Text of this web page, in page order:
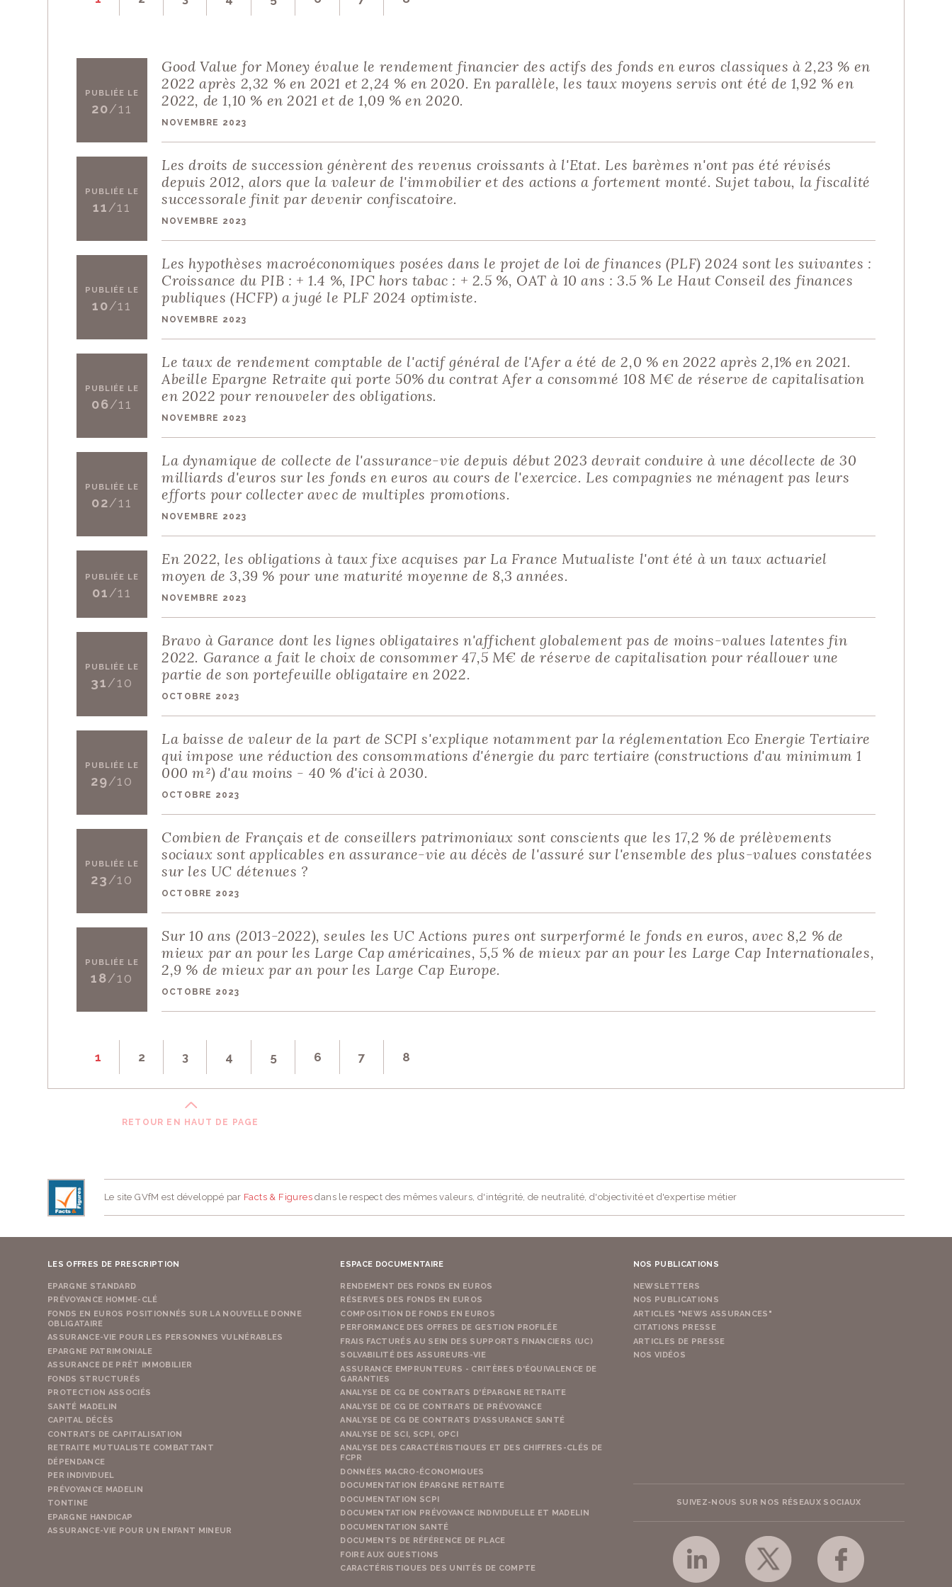
Vous pouvez
EN SAVOIR PLUS
PUBLIÉE LE
20/11
Good Value for Money évalue le rendement financier des actifs des fonds en euros classiques à 2,23 % en
2022 après 2,32 % en 2021 et 2,24 % en 2020. En parallèle, les taux moyens servis ont été de 1,92 % en
2022, de 1,10 % en 2021 et de 1,09 % en 2020.
NOVEMBRE 2023
PUBLIÉE LE
11/11
Les droits de succession génèrent des revenus croissants à l'Etat. Les barèmes n'ont pas été révisés
depuis 2012, alors que la valeur de l'immobilier et des actions a fortement monté. Sujet tabou, la fiscalité
successorale finit par devenir confiscatoire.
NOVEMBRE 2023
PUBLIÉE LE
10/11
Les hypothèses macroéconomiques posées dans le projet de loi de finances (PLF) 2024 sont les suivantes :
Croissance du PIB : + 1.4 %, IPC hors tabac : + 2.5 %, OAT à 10 ans : 3.5 % Le Haut Conseil des finances
publiques (HCFP) a jugé le PLF 2024 optimiste.
NOVEMBRE 2023
PUBLIÉE LE
06/11
Le taux de rendement comptable de l'actif général de l'Afer a été de 2,0 % en 2022 après 2,1% en 2021.
Abeille Epargne Retraite qui porte 50% du contrat Afer a consommé 108 M€ de réserve de capitalisation
en 2022 pour renouveler des obligations.
NOVEMBRE 2023
PUBLIÉE LE
02/11
La dynamique de collecte de l'assurance-vie depuis début 2023 devrait conduire à une décollecte de 30
milliards d'euros sur les fonds en euros au cours de l'exercice. Les compagnies ne ménagent pas leurs
efforts pour collecter avec de multiples promotions.
NOVEMBRE 2023
PUBLIÉE LE
01/11
En 2022, les obligations à taux fixe acquises par La France Mutualiste l'ont été à un taux actuariel
moyen de 3,39 % pour une maturité moyenne de 8,3 années.
NOVEMBRE 2023
PUBLIÉE LE
31/10
Bravo à Garance dont les lignes obligataires n'affichent globalement pas de moins-values latentes fin
2022. Garance a fait le choix de consommer 47,5 M€ de réserve de capitalisation pour réallouer une
partie de son portefeuille obligataire en 2022.
OCTOBRE 2023
PUBLIÉE LE
29/10
La baisse de valeur de la part de SCPI s'explique notamment par la réglementation Eco Energie Tertiaire
qui impose une réduction des consommations d'énergie du parc tertiaire (constructions d'au minimum 1
000 m²) d'au moins - 40 % d'ici à 2030.
OCTOBRE 2023
PUBLIÉE LE
23/10
Combien de Français et de conseillers patrimoniaux sont conscients que les 17,2 % de prélèvements
sociaux sont applicables en assurance-vie au décès de l'assuré sur l'ensemble des plus-values constatées
sur les UC détenues ?
OCTOBRE 2023
PUBLIÉE LE
18/10
Sur 10 ans (2013-2022), seules les UC Actions pures ont surperformé le fonds en euros, avec 8,2 % de
mieux par an pour les Large Cap américaines, 5,5 % de mieux par an pour les Large Cap Internationales,
2,9 % de mieux par an pour les Large Cap Europe.
OCTOBRE 2023
1 2 3 4 5 6 7 8
RETOUR EN HAUT DE PAGE
Le site GVfM est développé par Facts & Figuresdans le respect des mêmes valeurs, d'intégrité, de neutralité, d'objectivité et d'expertise métier
LES OFFRES DE PRESCRIPTION
EPARGNE STANDARD
PRÉVOYANCE HOMME-CLÉ
FONDS EN EUROS POSITIONNÉS SUR LA NOUVELLE DONNE
OBLIGATAIRE
ASSURANCE-VIE POUR LES PERSONNES VULNÉRABLES
EPARGNE PATRIMONIALE
ASSURANCE DE PRÊT IMMOBILIER
FONDS STRUCTURÉS
PROTECTION ASSOCIÉS
SANTÉ MADELIN
CAPITAL DÉCÈS
CONTRATS DE CAPITALISATION
RETRAITE MUTUALISTE COMBATTANT
DÉPENDANCE
PER INDIVIDUEL
PRÉVOYANCE MADELIN
TONTINE
EPARGNE HANDICAP
ASSURANCE-VIE POUR UN ENFANT MINEUR
ESPACE DOCUMENTAIRE
RENDEMENT DES FONDS EN EUROS
RÉSERVES DES FONDS EN EUROS
COMPOSITION DE FONDS EN EUROS
PERFORMANCE DES OFFRES DE GESTION PROFILÉE
FRAIS FACTURÉS AU SEIN DES SUPPORTS FINANCIERS (UC)
SOLVABILITÉ DES ASSUREURS-VIE
ASSURANCE EMPRUNTEURS - CRITÈRES D'ÉQUIVALENCE DE
GARANTIES
ANALYSE DE CG DE CONTRATS D'ÉPARGNE RETRAITE
ANALYSE DE CG DE CONTRATS DE PRÉVOYANCE
ANALYSE DE CG DE CONTRATS D'ASSURANCE SANTÉ
ANALYSE DE SCI, SCPI, OPCI
ANALYSE DES CARACTÉRISTIQUES ET DES CHIFFRES-CLÉS DE
FCPR
DONNÉES MACRO-ÉCONOMIQUES
DOCUMENTATION ÉPARGNE RETRAITE
DOCUMENTATION SCPI
DOCUMENTATION PRÉVOYANCE INDIVIDUELLE ET MADELIN
DOCUMENTATION SANTÉ
DOCUMENTS DE RÉFÉRENCE DE PLACE
FOIRE AUX QUESTIONS
CARACTÉRISTIQUES DES UNITÉS DE COMPTE
NOS PUBLICATIONS
NEWSLETTERS
NOS PUBLICATIONS
ARTICLES "NEWS ASSURANCES"
CITATIONS PRESSE
ARTICLES DE PRESSE
NOS VIDÉOS
SUIVEZ-NOUS SUR NOS RÉSEAUX SOCIAUX